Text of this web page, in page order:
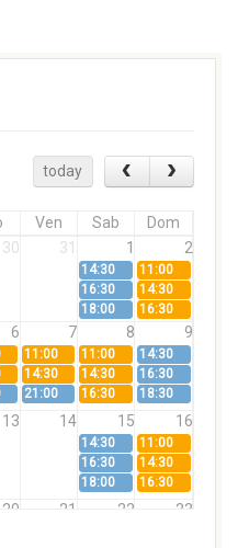
today
Ven Sab
Dom
30 31 1 2
14:30
11:00
16:30
14:30
18:00
16:30
6 7 8 9
11:00 11:00
14:30
14:30 14:30
16:30
21:00 16:30 18:30
13 14 15 16
14:30
11:00
16:30
14:30
18:00 16:30
20 21 22 23